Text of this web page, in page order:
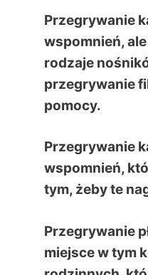
Przegrywanie
wspomnień,
rodzaje
przegrywanie
pomocy.
Przegrywanie
wspomnień,
tym, żeby te
Przegrywanie
miejsce w tym